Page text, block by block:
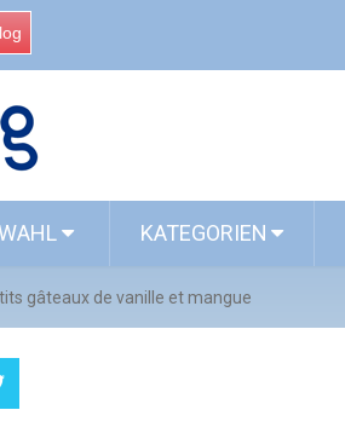
KATEGORIEN
gâteaux de vanille et mangue